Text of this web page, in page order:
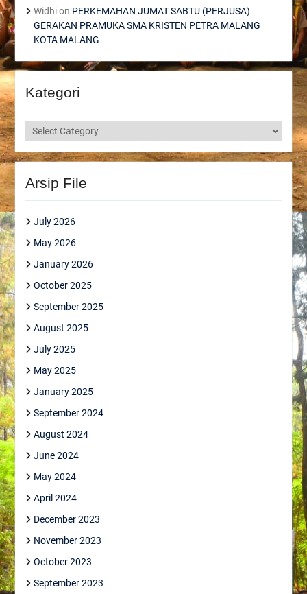
Widhion PERKEMAHAN JUMAT SABTU (PERJUSA)
GERAKAN PRAMUKA SMA KRISTEN PETRA MALANG
KOTA MALANG
Kategori
Kategori
Arsip File
July 2026
May 2026
January 2026
October 2025
September 2025
August 2025
July 2025
May 2025
January 2025
September 2024
August 2024
June 2024
May 2024
April 2024
December 2023
November 2023
October 2023
September 2023